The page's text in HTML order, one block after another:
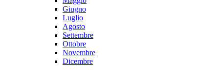
Giugno
Luglio
Agosto
Settembre
Ottobre
Novembre
Dicembre